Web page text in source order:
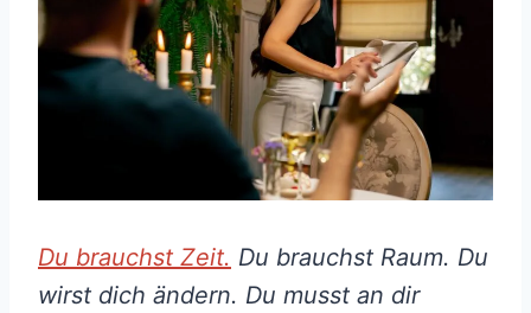
Du brauchst Zeit. Du brauchst Raum. Du
wirst dich ändern. Du musst an dir